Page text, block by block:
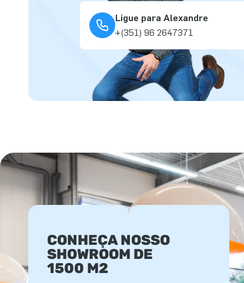
Ligue para Alexandre
+(351) 96 2647371
CONHEÇA NOSSO
SHOWROOM DE
1500 M2